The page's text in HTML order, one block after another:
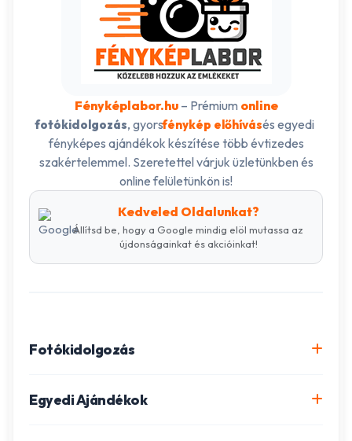
Fényképlabor.hu– Prémium online
fotókidolgozás, gyorsfénykép előhívásés egyedi
fényképes ajándékok készítése több évtizedes
szakértelemmel. Szeretettel várjuk üzletünkben és
online felületünkön is!
Kedveled Oldalunkat?
Állítsd be, hogy a Google mindig elöl mutassa az
újdonságainkat és akcióinkat!
Fotókidolgozás
Egyedi Ajándékok